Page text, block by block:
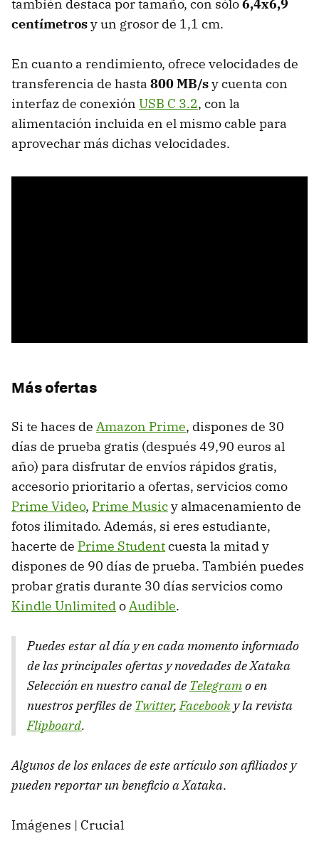
también destaca por tamaño, con sólo6,4x6,9
centímetrosy un grosor de 1,1 cm.
En cuanto a rendimiento, ofrece velocidades de
transferencia de hasta 800 MB/sy cuenta con
interfaz de conexión USB C 3.2, con la
alimentación incluida en el mismo cable para
aprovechar más dichas velocidades.
Más ofertas
Si te haces de Amazon Prime, dispones de 30
días de prueba gratis (después 49,90 euros al
año) para disfrutar de envíos rápidos gratis,
accesorio prioritario a ofertas, servicios como
Prime Video, Prime Musicy almacenamiento de
fotos ilimitado. Además, si eres estudiante,
hacerte de Prime Studentcuesta la mitad y
dispones de 90 días de prueba. También puedes
probar gratis durante 30 días servicios como
Kindle UnlimitedoAudible.
Puedes estar al día y en cada momento informado
de las principales ofertas y novedades de Xataka
Selección en nuestro canal de Telegramo en
nuestros perfiles de Twitter,Facebook y la revista
Flipboard.
Algunos de los enlaces de este artículo son afiliados y
pueden reportar un beneficio a Xataka.
Imágenes | Crucial